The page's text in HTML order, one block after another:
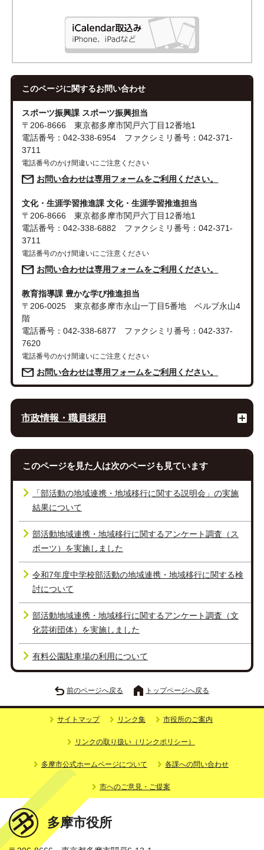
このページに関するお問い合わせ
スポーツ振興課 スポーツ振興担当
〒206-8666 東京都多摩市関戸六丁目12番地1
電話番号：042-338-6954 ファクシミリ番号：042-371-
3711
電話番号のかけ間違いにご注意ください
お問い合わせは専用フォームをご利用ください。
文化・生涯学習推進課 文化・生涯学習推進担当
〒206-8666 東京都多摩市関戸六丁目12番地1
電話番号：042-338-6882 ファクシミリ番号：042-371-
3711
電話番号のかけ間違いにご注意ください
お問い合わせは専用フォームをご利用ください。
教育指導課 豊かな学び推進担当
〒206-0025 東京都多摩市永山一丁目5番地 ベルブ永山4
階
電話番号：042-338-6877 ファクシミリ番号：042-337-
7620
電話番号のかけ間違いにご注意ください
お問い合わせは専用フォームをご利用ください。
市政情報・職員採用
このページを見た人は次のページも見ています
「部活動の地域連携・地域移行に関する説明会」の実施
結果について
部活動地域連携・地域移行に関するアンケート調査（ス
ポーツ）を実施しました
令和7年度中学校部活動の地域連携・地域移行に関する検
討について
部活動地域連携・地域移行に関するアンケート調査（文
化芸術団体）を実施しました
有料公園駐車場の利用について
前のページへ戻る トップページへ戻る
サイトマップ リンク集 市役所のご案内
リンクの取り扱い（リンクポリシー）
多摩市公式ホームページについて 各課への問い合わせ
市へのご意見・ご提案
多摩市役所